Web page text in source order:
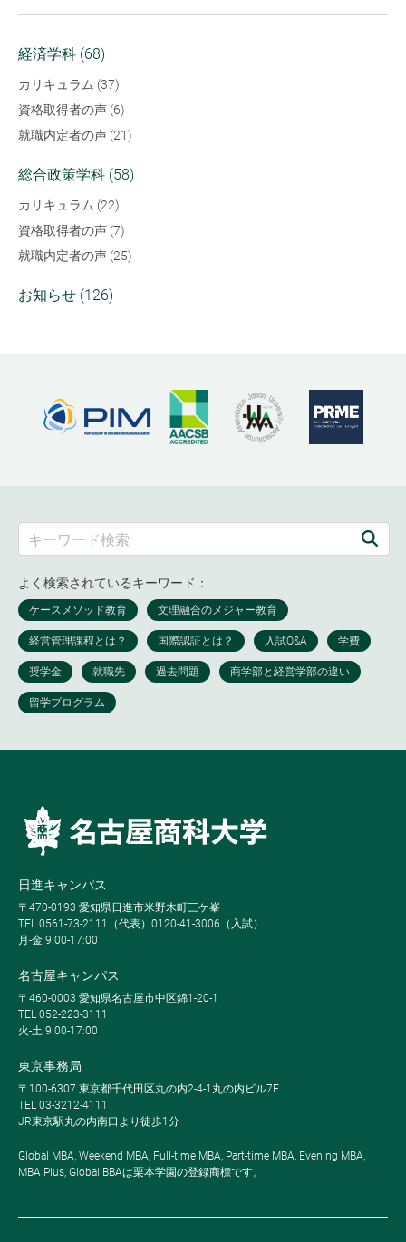
経済学科 (68)
カリキュラム (37)
資格取得者の声 (6)
就職内定者の声 (21)
総合政策学科 (58)
カリキュラム (22)
資格取得者の声 (7)
就職内定者の声 (25)
お知らせ (126)
よく検索されているキーワード：
日進キャンパス
〒470-0193 愛知県日進市米野木町三ケ峯
TEL 0561-73-2111（代表）0120-41-3006（入試）
月-金 9:00-17:00
名古屋キャンパス
〒460-0003 愛知県名古屋市中区錦1-20-1
TEL 052-223-3111
火-土 9:00-17:00
東京事務局
〒100-6307 東京都千代田区丸の内2-4-1丸の内ビル7F
TEL 03-3212-4111
JR東京駅丸の内南口より徒歩1分
Global MBA, Weekend MBA, Full-time MBA, Part-time MBA, Evening MBA,
MBA Plus, Global BBAは栗本学園の登録商標です。